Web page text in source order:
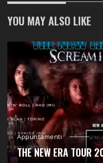
YOU MAY ALSO LIKE
Appuntamenti
THE NEW ERA TOUR